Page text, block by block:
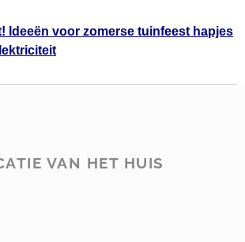
Ideeën voor zomerse tuinfeest hapjes
VAN HET HUIS